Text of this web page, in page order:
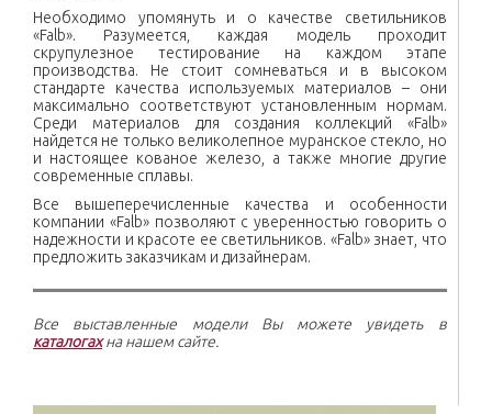
Необходимо упомянуть и о качестве светильников
«Falb». Разумеется, каждая модель проходит
скрупулезное тестирование на каждом этапе
производства. Не стоит сомневаться и в высоком
стандарте качества используемых материалов – они
максимально соответствуют установленным нормам.
Среди материалов для создания коллекций «Falb»
найдется не только великолепное муранское стекло, но
и настоящее кованое железо, а также многие другие
современные сплавы.
Все вышеперечисленные качества и особенности
компании «Falb» позволяют с уверенностью говорить о
надежности и красоте ее светильников. «Falb» знает, что
предложить заказчикам и дизайнерам.
Все выставленные модели Вы можете увидеть в
каталогахна нашем сайте.